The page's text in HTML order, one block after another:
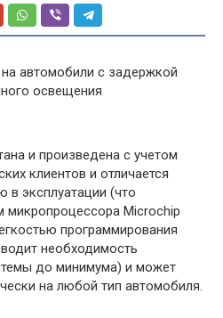
автомобили с задержкой
освещения
и произведена с учетом
клиентов и отличается
в эксплуатации (что
микропроцессора Microchip
программирования
необходимость
до минимума) и может
на любой тип автомобиля.